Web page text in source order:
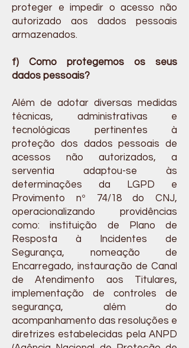
proteger e impedir o acesso não
autorizado aos dados pessoais
armazenados.
f) Como protegemos os seus
dados pessoais?
Além de adotar diversas medidas
técnicas, administrativas e
tecnológicas pertinentes à
proteção dos dados pessoais de
acessos não autorizados, a
serventia adaptou-se às
determinações da LGPD e
Provimento nº 74/18 do CNJ,
operacionalizando providências
como: instituição de Plano de
Resposta à Incidentes de
Segurança, nomeação de
Encarregado, instauração de Canal
de Atendimento aos Titulares,
implementação de controles de
segurança, além do
acompanhamento das resoluções e
diretrizes estabelecidas pela ANPD